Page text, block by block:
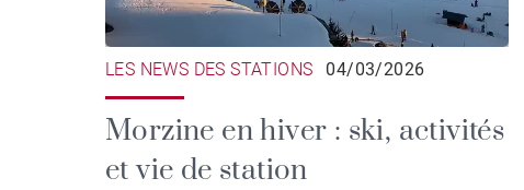
LES NEWS DES STATIONS 04/03/2026
Morzine en hiver : ski, activités
et vie de station